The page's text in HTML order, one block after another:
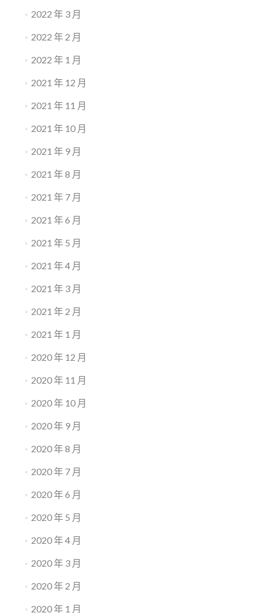
2022 年 3 月
2022 年 2 月
2022 年 1 月
2021 年 12 月
2021 年 11 月
2021 年 10 月
2021 年 9 月
2021 年 8 月
2021 年 7 月
2021 年 6 月
2021 年 5 月
2021 年 4 月
2021 年 3 月
2021 年 2 月
2021 年 1 月
2020 年 12 月
2020 年 11 月
2020 年 10 月
2020 年 9 月
2020 年 8 月
2020 年 7 月
2020 年 6 月
2020 年 5 月
2020 年 4 月
2020 年 3 月
2020 年 2 月
2020 年 1 月